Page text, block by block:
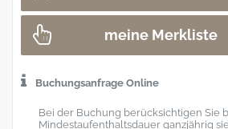
meine Merkliste
Buchungsanfrage Online
Bei der Buchung berücksichtigen Sie
Mindestaufenthaltsdauer ganzjährig